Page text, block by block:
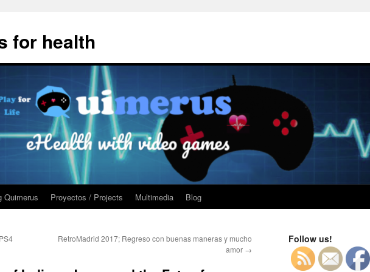
for health
Quimerus Proyectos / Projects Multimedia Blog
RetroMadrid 2017; Regreso con buenas maneras y mucho
amor →
Follow us!